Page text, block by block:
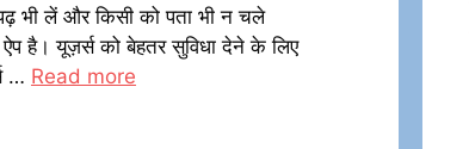
लें और किसी को पता भी न चले
है। यूज़र्स को बेहतर सुविधा देने के लिए
… Read more